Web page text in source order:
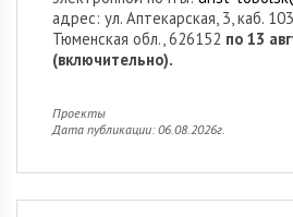
адрес: ул. Аптекарская, 3, каб.
Тюменская обл., 626152 по 13
(включительно).
Проекты
Дата публикации: 06.08.2026г.